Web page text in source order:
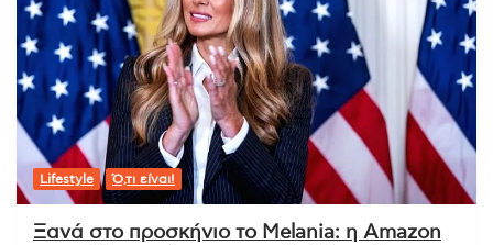
Lifestyle Ό,τι είναι!
Ξανά στο προσκήνιο το Melania: η Amazon